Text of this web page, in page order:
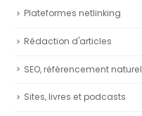
Plateformes netlinking
Rédaction d'articles
SEO, référencement naturel
Sites, livres et podcasts